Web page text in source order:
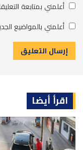
أعلمني بمتابعة
أعلمني بالمواضيع
اقرأ أيضا